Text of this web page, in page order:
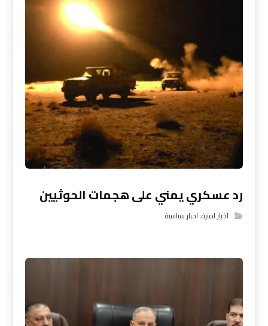
رد عسكري يمني على هجمات الحوثيين
اخبار امنية,اخبار سياسية